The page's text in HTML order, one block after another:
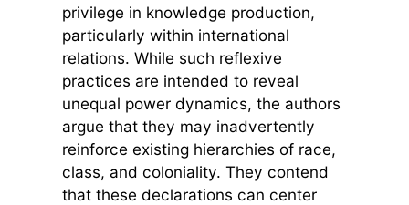
privilege in knowledge production,
particularly within international
relations. While such reflexive
practices are intended to reveal
unequal power dynamics, the authors
argue that they may inadvertently
reinforce existing hierarchies of race,
class, and coloniality. They contend
that these declarations can center